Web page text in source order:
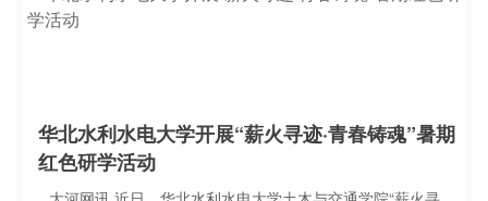
华北水利水电大学开展“薪火寻迹·青春铸魂”暑期
红色研学活动